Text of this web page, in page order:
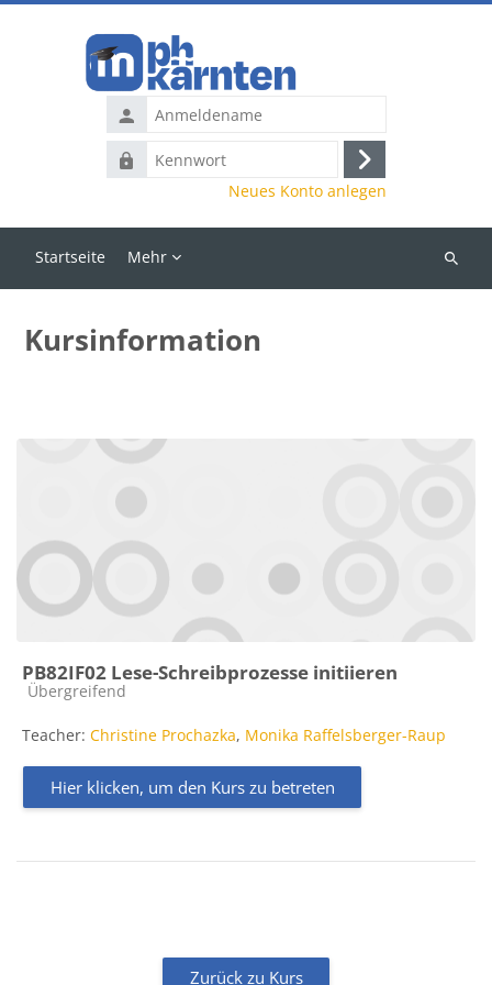
Anmeldename
Kennwort
Anmelden
Neues Konto anlegen
Startseite Mehr
Kurse
Kursinformation
PB82IF02 Lese-Schreibprozesse initiieren
Kursbereich
Übergreifend
Teacher: Christine Prochazka, Monika Raffelsberger-Raup
Hier klicken, um den Kurs zu betreten
Zurück zu Kurs